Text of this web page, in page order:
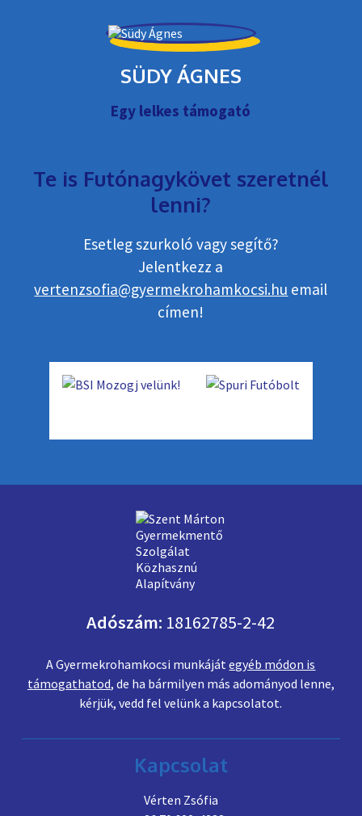
SÜDY ÁGNES
Egy lelkes támogató
Te is Futónagykövet szeretnél
lenni?
Esetleg szurkoló vagy segítő?
Jelentkezz a
vertenzsofia@gyermekrohamkocsi.hu email
címen!
Adószám: 18162785-2-42
A Gyermekrohamkocsi munkájátegyéb módon is
támogathatod, de ha bármilyen más adományod lenne,
kérjük, vedd fel velünk a kapcsolatot.
Kapcsolat
Vérten Zsófia